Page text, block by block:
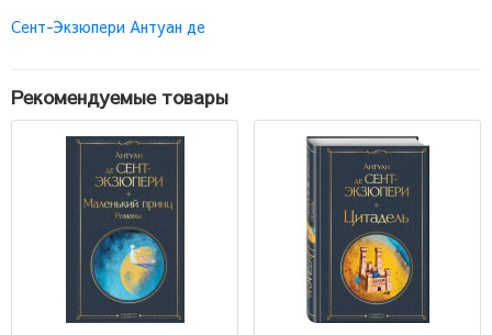
Сент-Экзюпери Антуан де
Рекомендуемые товары